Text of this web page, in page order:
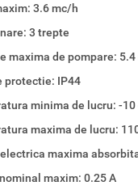
3.6 mc/h
3 trepte
maxima de pompare: 5.4
protectie: IP44
minima de lucru: -10
maxima de lucru:
maxima
maxim: 0.25 A